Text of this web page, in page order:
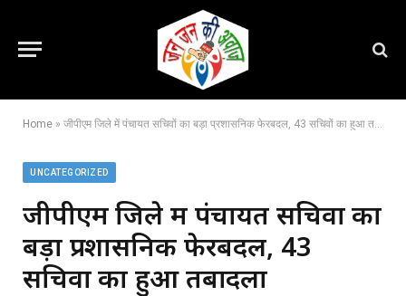
Home » जीपीएम जिले में पंचायत सचिवों का बड़ा प्रशासनिक फेरबदल, 43 सचिवों का हुआ तबादला
UNCATEGORIZED
जीपीएम जिले में पंचायत सचिवों का
बड़ा प्रशासनिक फेरबदल, 43
सचिवों का हुआ तबादला